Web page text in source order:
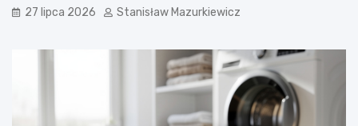
27 lipca 2026 Stanisław Mazurkiewicz